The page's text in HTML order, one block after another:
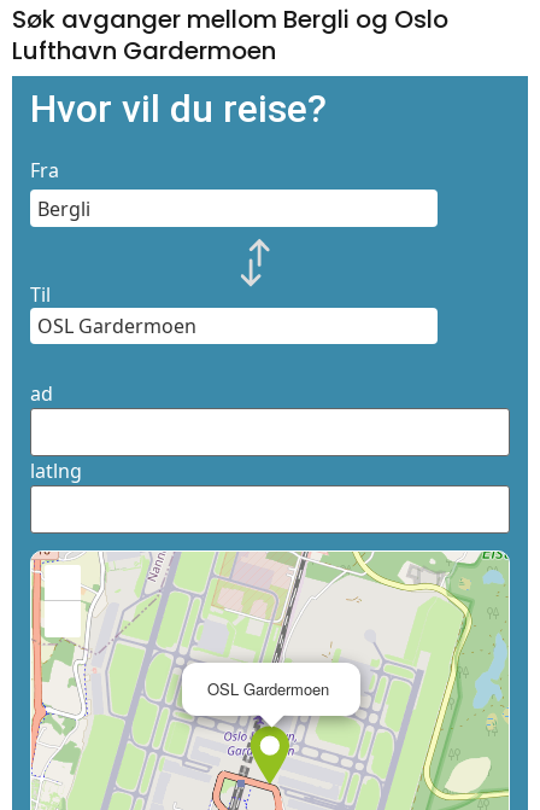
Søk avganger mellom Bergli og Oslo
Lufthavn Gardermoen
Hvor vil du reise?
Fra
Til
ad
latlng
OSL Gardermoen